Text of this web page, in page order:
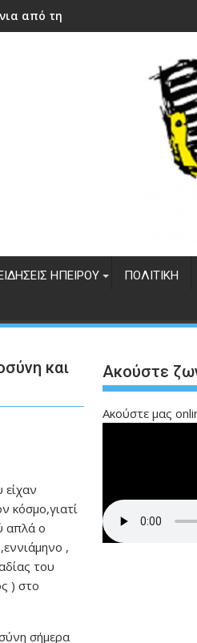
από την ίδρυση του ΔΣΕ
ΗΠΕΊΡΟΥ ΠΟΛΙΤΙΚΉ
και
είχαν
κόσμο,γιατί
απλά ο
,
του
) στο
σήμερα
Ακούστε
Ακούστε μας